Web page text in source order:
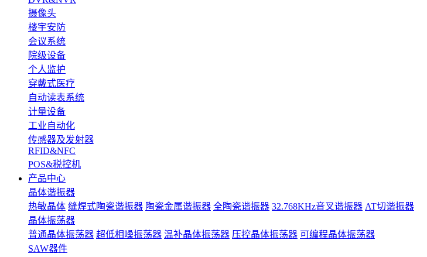
摄像头
楼宇安防
会议系统
院级设备
个人监护
穿戴式医疗
自动读表系统
计量设备
工业自动化
传感器及发射器
RFID&NFC
POS&税控机
产品中心
晶体谐振器
热敏晶体 缝焊式陶瓷谐振器 陶瓷金属谐振器 全陶瓷谐振器 32.768KHz音叉谐振器 AT切谐振器
晶体振荡器
普通晶体振荡器 超低相噪振荡器 温补晶体振荡器 压控晶体振荡器 可编程晶体振荡器
SAW器件